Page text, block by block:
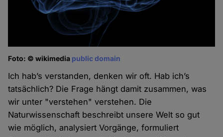
Foto: © wikimedia public domain
Ich hab’s verstanden, denken wir oft. Hab ich’s
tatsächlich? Die Frage hängt damit zusammen, was
wir unter "verstehen" verstehen. Die
Naturwissenschaft beschreibt unsere Welt so gut
wie möglich, analysiert Vorgänge, formuliert